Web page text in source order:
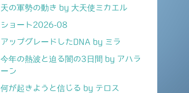
天の軍勢の動き by 大天使ミカエル
ショート2026-08
アップグレードしたDNA by ミラ
今年の熱波と迫る闇の3日間 by アハラ
ーン
何が起きようと信じる by テロス